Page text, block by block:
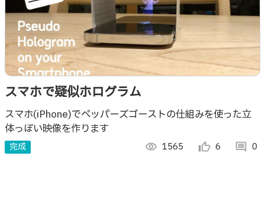
スマホで疑似ホログラム
スマホ(iPhone)でペッパーズゴーストの仕組みを使った立
体っぽい映像を作ります
完成 visibility 1565 thumb_up_alt 6 comment 0